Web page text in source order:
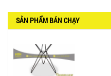
SẢN PHẨM BÁN CHẠY